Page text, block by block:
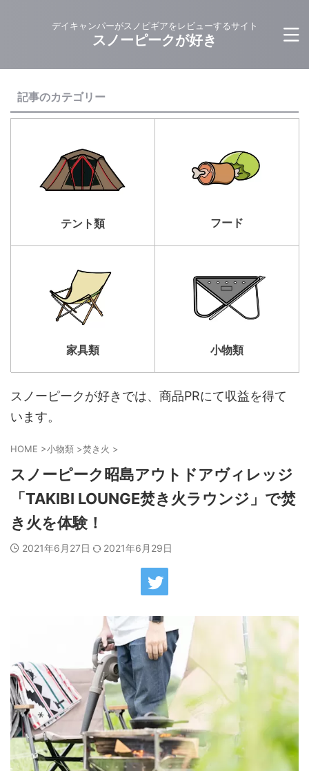
デイキャンパーがスノピギアをレビューするサイト
スノーピークが好き
記事のカテゴリー
テント類 フード
家具類 小物類
スノーピークが好きでは、商品PRにて収益を得て
います。
HOME >小物類 >焚き火 >
スノーピーク昭島アウトドアヴィレッジ
「TAKIBI LOUNGE焚き火ラウンジ」で焚
き火を体験！
2021年6月27日 2021年6月29日